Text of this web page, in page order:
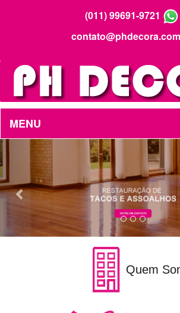
(011) 99691-9721
MENU
Previous
Quem